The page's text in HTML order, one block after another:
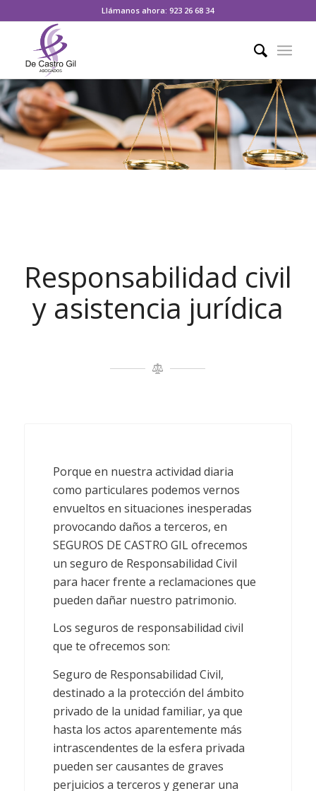
Llámanos ahora: 923 26 68 34
Responsabilidad civil
y asistencia jurídica
Porque en nuestra actividad diaria
como particulares podemos vernos
envueltos en situaciones inesperadas
provocando daños a terceros, en
SEGUROS DE CASTRO GIL ofrecemos
un seguro de Responsabilidad Civil
para hacer frente a reclamaciones que
pueden dañar nuestro patrimonio.
Los seguros de responsabilidad civil
que te ofrecemos son:
Seguro de Responsabilidad Civil,
destinado a la protección del ámbito
privado de la unidad familiar, ya que
hasta los actos aparentemente más
intrascendentes de la esfera privada
pueden ser causantes de graves
perjuicios a terceros y generar una